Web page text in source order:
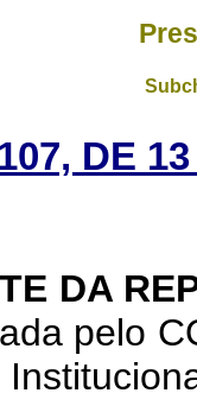
DE
DA
pelo